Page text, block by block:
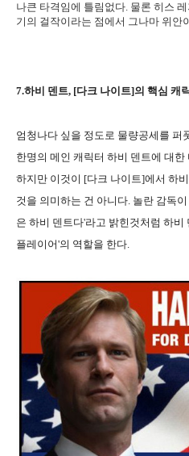
나큰 타격임에 틀림없다. 물론 히스
기의 걸작이라는 점에서 그나마 위안
7.하비 덴트, [다크 나이트]의 핵심 캐
엄청나다 싶을 정도로 물량공세를 퍼
한명의 메인 캐릭터 하비 덴트에 대
하지만 이것이 [다크 나이트]에서 하
것을 의미하는 건 아니다. 놀란 감독
은 하비 덴트다'라고 밝힌것처럼 하
플레이어'의 역할을 한다.